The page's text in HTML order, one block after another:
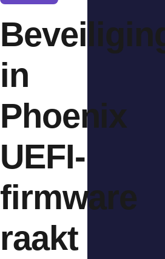
in
Phoenix
UEFI-
firmware
raakt